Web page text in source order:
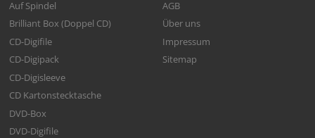
Auf Spindel
Brilliant Box (Doppel CD)
CD-Digifile
CD-Digipack
CD-Digisleeve
CD Kartonstecktasche
DVD-Box
DVD-Digifile
AGB
Über uns
Impressum
Sitemap